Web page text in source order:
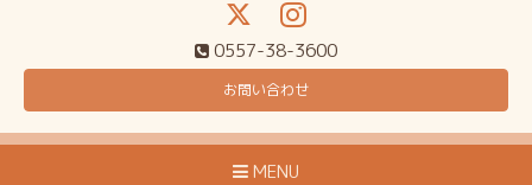
0557-38-3600
お問い合わせ
MENU